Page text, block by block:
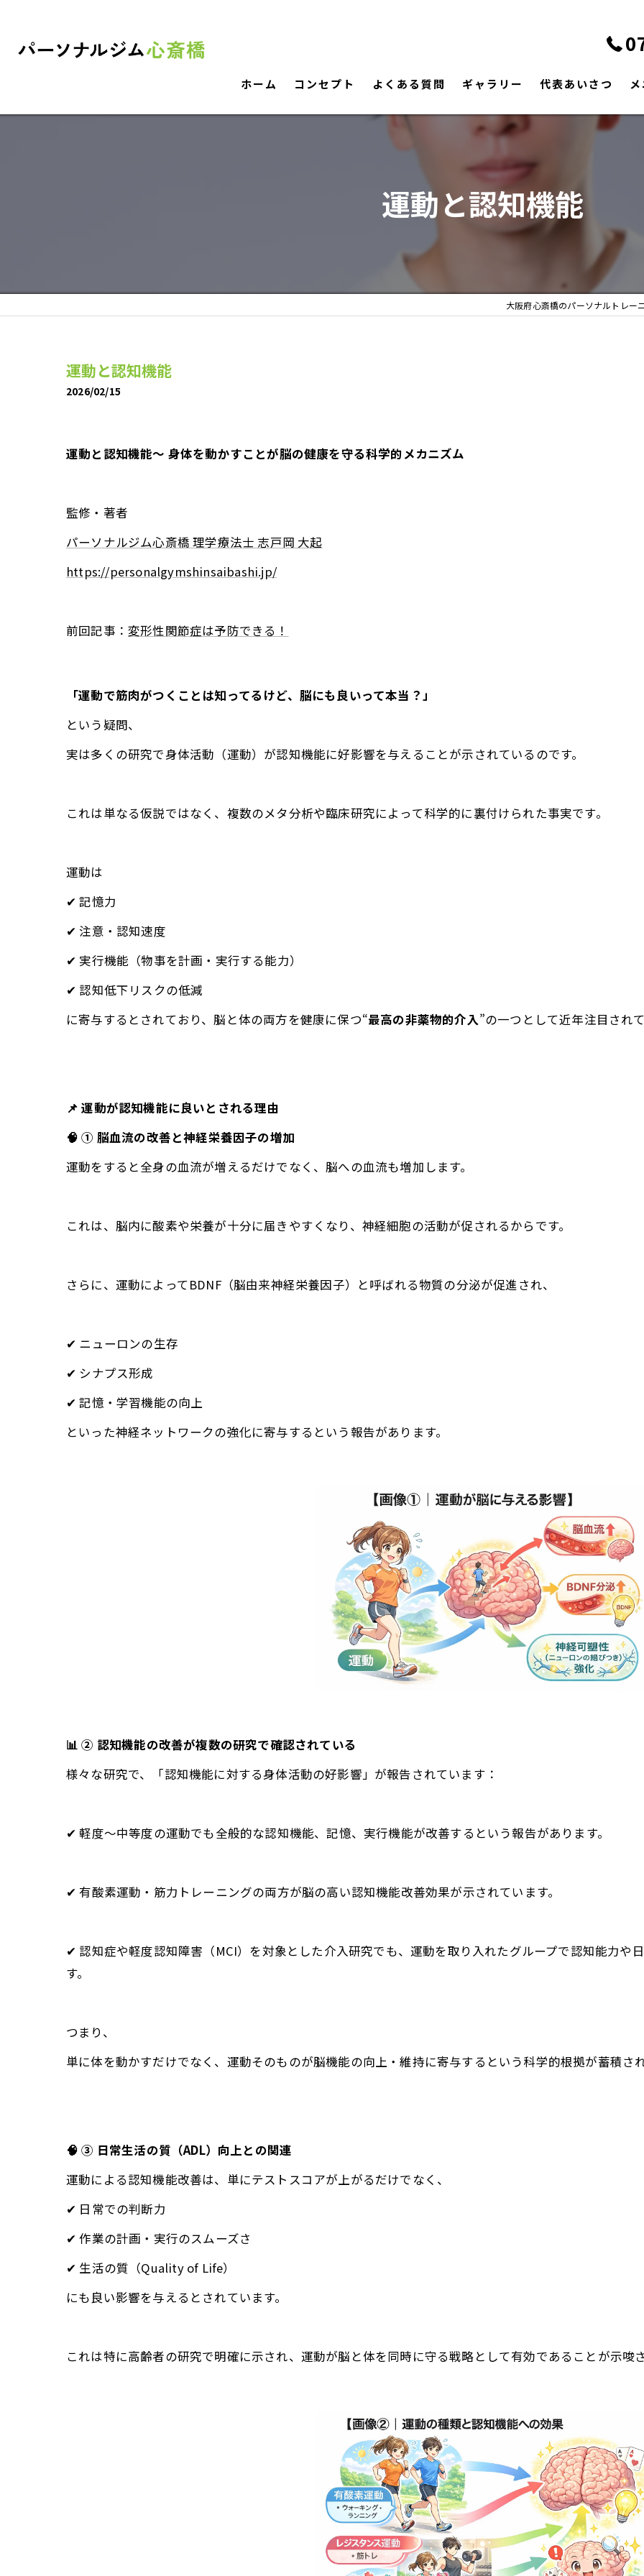
ホーム コンセプト よくある質問 ギャラリー 代表あいさつ
運動と認知機能
大阪府心斎橋のパーソナルトレー
運動と認知機能
2026/02/15
運動と認知機能〜 身体を動かすことが脳の健康を守る科学的メカニズム
監修・著者
パーソナルジム心斎橋 理学療法士 志戸岡 大起
https://personalgymshinsaibashi.jp/
前回記事： 変形性関節症は予防できる！
「運動で筋肉がつくことは知ってるけど、脳にも良いって本当？」
という疑問、
実は多くの研究で身体活動（運動）が認知機能に好影響を与えることが示されているのです。
これは単なる仮説ではなく、複数のメタ分析や臨床研究によって科学的に裏付けられた事実です。
運動は
✔ 記憶力
✔ 注意・認知速度
✔ 実行機能（物事を計画・実行する能力）
✔ 認知低下リスクの低減
に寄与するとされており、脳と体の両方を健康に保つ“最高の非薬物的介入”の一つとして近年注目されて
📌 運動が認知機能に良いとされる理由
🧠 ① 脳血流の改善と神経栄養因子の増加
運動をすると全身の血流が増えるだけでなく、脳への血流も増加します。
これは、脳内に酸素や栄養が十分に届きやすくなり、神経細胞の活動が促されるからです。
さらに、運動によってBDNF（脳由来神経栄養因子）と呼ばれる物質の分泌が促進され、
✔ ニューロンの生存
✔ シナプス形成
✔ 記憶・学習機能の向上
といった神経ネットワークの強化に寄与するという報告があります。
📊 ② 認知機能の改善が複数の研究で確認されている
様々な研究で、「認知機能に対する身体活動の好影響」が報告されています：
✔ 軽度〜中等度の運動でも全般的な認知機能、記憶、実行機能が改善するという報告があります。
✔ 有酸素運動・筋力トレーニングの両方が脳の高い認知機能改善効果が示されています。
✔ 認知症や軽度認知障害（MCI）を対象とした介入研究でも、運動を取り入れたグループで認知能力や
す。
つまり、
単に体を動かすだけでなく、運動そのものが脳機能の向上・維持に寄与するという科学的根拠が蓄積され
🧠 ③ 日常生活の質（ADL）向上との関連
運動による認知機能改善は、単にテストスコアが上がるだけでなく、
✔ 日常での判断力
✔ 作業の計画・実行のスムーズさ
✔ 生活の質（Quality of Life）
にも良い影響を与えるとされています。
これは特に高齢者の研究で明確に示され、運動が脳と体を同時に守る戦略として有効であることが示唆さ